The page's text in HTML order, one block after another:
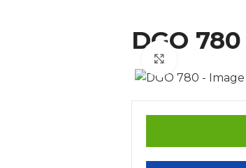
DGO 780